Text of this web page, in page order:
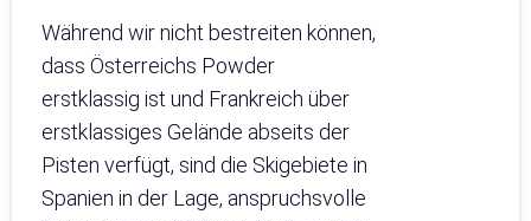
Während wir nicht bestreiten können,
dass Österreichs Powder
erstklassig ist und Frankreich über
erstklassiges Gelände abseits der
Pisten verfügt, sind die Skigebiete in
Spanien in der Lage, anspruchsvolle